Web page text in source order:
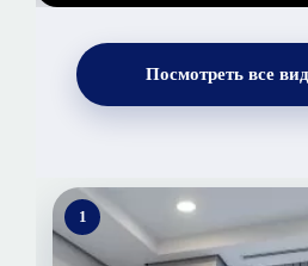
Посмотреть все
1